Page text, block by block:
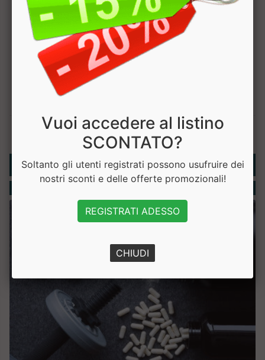
Rubriche
Vuoi accedere al listino
SCONTATO?
Soltanto gli utenti registrati possono usufruire dei
nostri sconti e delle offerte promozionali!
REGISTRATI ADESSO
CHIUDI